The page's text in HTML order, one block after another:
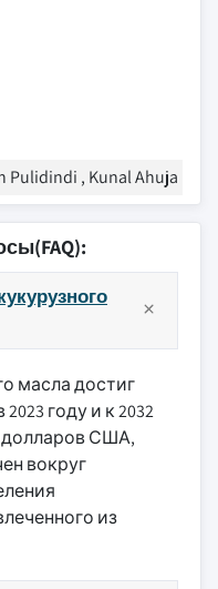
Pulidindi , Kunal Ahuja
масла достиг
году и к 2032
долларов США,
вокруг
из